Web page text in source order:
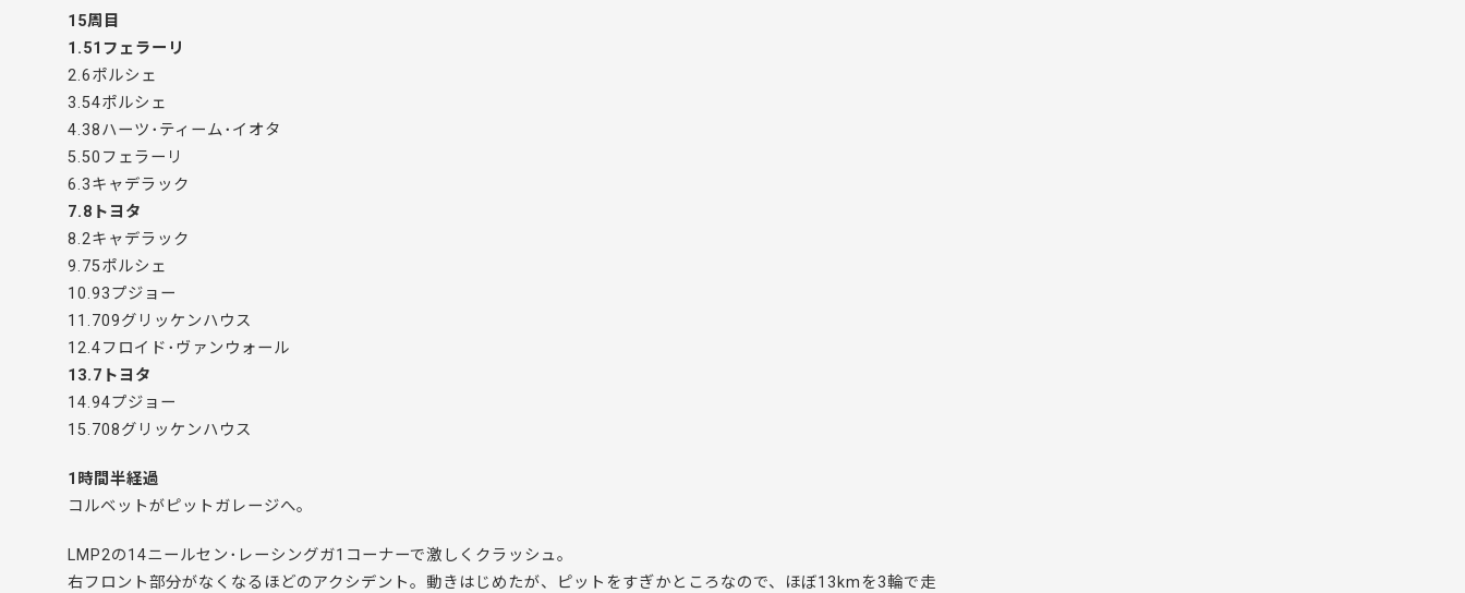
15周目
1.51フェラーリ
2.6ポルシェ
3.54ポルシェ
4.38ハーツ･ティーム･イオタ
5.50フェラーリ
6.3キャデラック
7.8トヨタ
8.2キャデラック
9.75ポルシェ
10.93プジョー
11.709グリッケンハウス
12.4フロイド･ヴァンウォール
13.7トヨタ
14.94プジョー
15.708グリッケンハウス
1時間半経過
コルベットがピットガレージへ。
LMP2の14ニールセン･レーシングガ1コーナーで激しくクラッシュ。
右フロント部分がなくなるほどのアクシデント。動きはじめたが、ピットをすぎかところなので、ほぼ13kmを3輪で走